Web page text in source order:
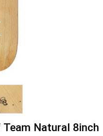
Natural 8inch